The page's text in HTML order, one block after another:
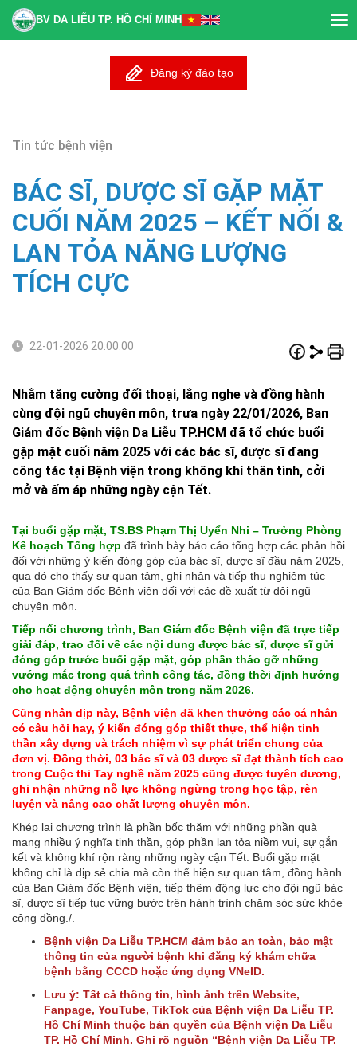
BV DA LIỄU TP. HỒ CHÍ MINH
Đăng ký đào tạo
Tin tức bệnh viện
BÁC SĨ, DƯỢC SĨ GẶP MẶT
CUỐI NĂM 2025 – KẾT NỐI &
LAN TỎA NĂNG LƯỢNG
TÍCH CỰC
22-01-2026 20:00:00
Nhằm tăng cường đối thoại, lắng nghe và đồng hành
cùng đội ngũ chuyên môn, trưa ngày 22/01/2026, Ban
Giám đốc Bệnh viện Da Liễu TP.HCM đã tổ chức buổi
gặp mặt cuối năm 2025 với các bác sĩ, dược sĩ đang
công tác tại Bệnh viện trong không khí thân tình, cởi
mở và ấm áp những ngày cận Tết.
Tại buổi gặp mặt, TS.BS Phạm Thị Uyển Nhi – Trưởng Phòng
Kế hoạch Tổng hợp đã trình bày báo cáo tổng hợp các phản hồi
đối với những ý kiến đóng góp của bác sĩ, dược sĩ đầu năm 2025,
qua đó cho thấy sự quan tâm, ghi nhận và tiếp thu nghiêm túc
của Ban Giám đốc Bệnh viện đối với các đề xuất từ đội ngũ
chuyên môn.
Tiếp nối chương trình, Ban Giám đốc Bệnh viện đã trực tiếp
giải đáp, trao đổi về các nội dung được bác sĩ, dược sĩ gửi
đóng góp trước buổi gặp mặt, góp phần tháo gỡ những
vướng mắc trong quá trình công tác, đồng thời định hướng
cho hoạt động chuyên môn trong năm 2026.
Cũng nhân dịp này, Bệnh viện đã khen thưởng các cá nhân
có câu hỏi hay, ý kiến đóng góp thiết thực, thể hiện tinh
thần xây dựng và trách nhiệm vì sự phát triển chung của
đơn vị. Đồng thời, 03 bác sĩ và 03 dược sĩ đạt thành tích cao
trong Cuộc thi Tay nghề năm 2025 cũng được tuyên dương,
ghi nhận những nỗ lực không ngừng trong học tập, rèn
luyện và nâng cao chất lượng chuyên môn.
Khép lại chương trình là phần bốc thăm với những phần quà
mang nhiều ý nghĩa tinh thần, góp phần lan tỏa niềm vui, sự gắn
kết và không khí rộn ràng những ngày cận Tết. Buổi gặp mặt
không chỉ là dịp sẻ chia mà còn thể hiện sự quan tâm, đồng hành
của Ban Giám đốc Bệnh viện, tiếp thêm động lực cho đội ngũ bác
sĩ, dược sĩ tiếp tục vững bước trên hành trình chăm sóc sức khỏe
cộng đồng./.
Bệnh viện Da Liễu TP.HCM đảm bảo an toàn, bảo mật
thông tin của người bệnh khi đăng ký khám chữa
bệnh bằng CCCD hoặc ứng dụng VNeID.
Lưu ý: Tất cả thông tin, hình ảnh trên Website,
Fanpage, YouTube, TikTok của Bệnh viện Da Liễu TP.
Hồ Chí Minh thuộc bản quyền của Bệnh viện Da Liễu
TP. Hồ Chí Minh. Ghi rõ nguồn “Bệnh viện Da Liễu TP.